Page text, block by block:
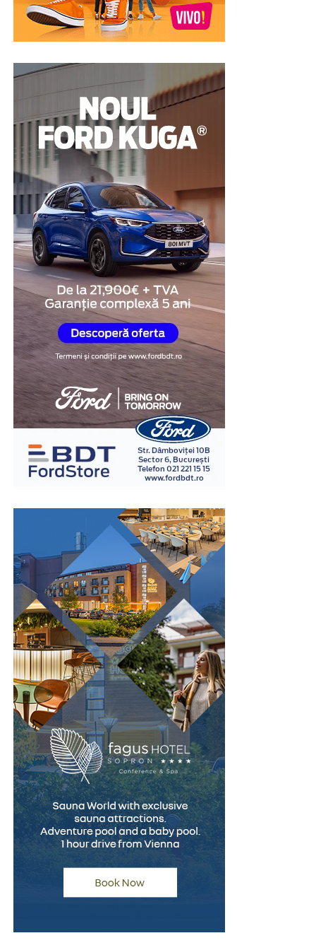
avea toate informațiile necesare într-un singur loc.
În plus, VerdictLine folosește învățarea automată
pentru a-și îmbunătăți constant algoritmii, învățând din
spețele trecute și ajustându-și sugestiile pe măsură ce
noi informații sunt adăugate în baza de date. Acest
proces continuu de învățare adaugă o dimensiune
suplimentară de eficiență și precizie, care contribuie la
simplificarea și accelerarea procesului de luare a
deciziilor.
Digitalizarea Ca Răspuns la Provocările Legale
Contemporane
Sistemele tradiționale de justiție se confruntă cu
numeroase provocări legate de volumul mare de dosare
și complexitatea legislativă. Așa cum subliniază referatul
atașat, digitalizarea nu doar că sprijină profesioniștii din
domeniu, dar reprezintă și un pas esențial pentru a
preveni erorile judiciare, datorită automatizării
proceselor de căutare și analiză a legislației.
VerdictLine ajută la evitarea „superficialității” deciziilor,
care poate apărea din cauza timpului limitat al
judecătorilor sau avocaților de a analiza fiecare detaliu al
unui caz. Sistemul permite o analiză detaliată,
comparativă și bazată pe date concrete, ceea ce reduce
riscul unor decizii greșite sau inechitabile. În plus,
tehnologiile de inteligență artificială pot identifica rapid
oferind o bază solidă pentru îmbunătățirea continuă a
sistemului de justiție.
Colaborarea Interdisciplinară: Esențială pentru
Implementarea AI în Drept
Una dintre ideile-cheie din referatul atașat se referă la
necesitatea unei colaborări interdisciplinare între
profesioniștii dreptului și experții în tehnologie.
VerdictLine este un exemplu perfect de integrare a
cunoștințelor din domeniul dreptului cu cele din
tehnologia informației. Echipele de dezvoltare ale
platformei au colaborat îndeaproape cu avocați,
magistrați și experți în inteligență artificială pentru a
construi un sistem care să răspundă nevoilor specifice
ale justiției.
Pentru ca soluțiile tehnologice să fie aplicabile și
benefice în domeniul juridic, este esențial ca acestea să
fie concepute ținând cont de complexitatea procesului
decizional din instanțe. VerdictLine a fost creat pentru a
respecta principiile fundamentale ale justiției, în timp
ce optimizează și accelerează analiza juridică.